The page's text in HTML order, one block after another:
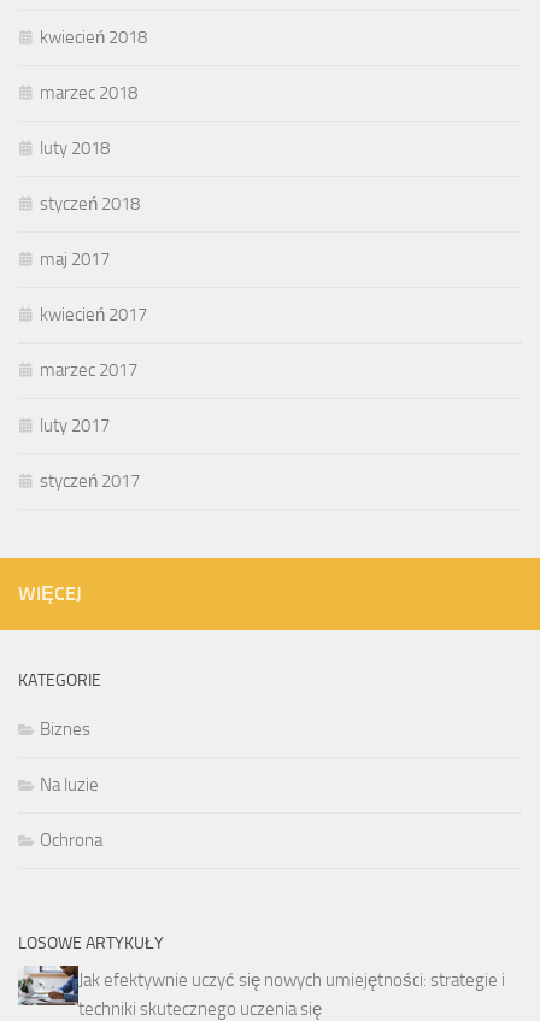
kwiecień 2018
marzec 2018
luty 2018
styczeń 2018
maj 2017
kwiecień 2017
marzec 2017
luty 2017
styczeń 2017
WIĘCEJ
KATEGORIE
Biznes
Na luzie
Ochrona
LOSOWE ARTYKUŁY
Jak efektywnie uczyć się nowych umiejętności: strategie i
techniki skutecznego uczenia się